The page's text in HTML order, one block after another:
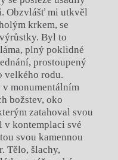
Obzvlášť mi utkvěl
krkem, se
Byl to
plný poklidné
prostoupený
velkého rodu.
monumentálním
božstev, oko
zatahoval svou
v kontemplaci své
svou kamennou
Tělo, šlachy,